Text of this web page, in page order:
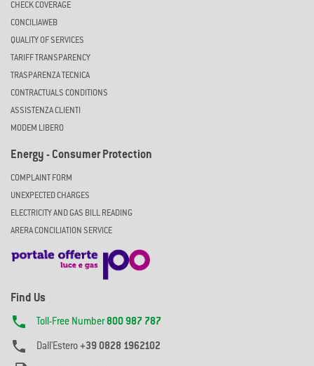
CHECK COVERAGE
CONCILIAWEB
QUALITY OF SERVICES
TARIFF TRANSPARENCY
TRASPARENZA TECNICA
CONTRACTUALS CONDITIONS
ASSISTENZA CLIENTI
MODEM LIBERO
Energy - Consumer Protection
COMPLAINT FORM
UNEXPECTED CHARGES
ELECTRICITY AND GAS BILL READING
ARERA CONCILIATION SERVICE
Find Us
 Toll-Free Number800 987 787
 Dall'Estero +39 0828 1962102